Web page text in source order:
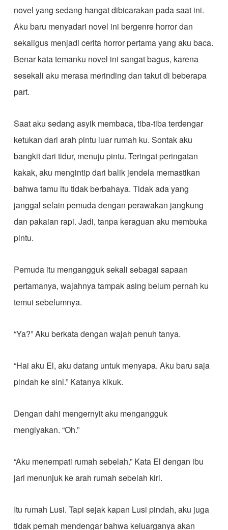
novel yang sedang hangat dibicarakan pada saat ini.
Aku baru menyadari novel ini bergenre horror dan
sekaligus menjadi cerita horror pertama yang aku baca.
Benar kata temanku novel ini sangat bagus, karena
sesekali aku merasa merinding dan takut di beberapa
part.
Saat aku sedang asyik membaca, tiba-tiba terdengar
ketukan dari arah pintu luar rumah ku. Sontak aku
bangkit dari tidur, menuju pintu. Teringat peringatan
kakak, aku mengintip dari balik jendela memastikan
bahwa tamu itu tidak berbahaya. Tidak ada yang
janggal selain pemuda dengan perawakan jangkung
dan pakaian rapi. Jadi, tanpa keraguan aku membuka
pintu.
Pemuda itu mengangguk sekali sebagai sapaan
pertamanya, wajahnya tampak asing belum pernah ku
temui sebelumnya.
“Ya?” Aku berkata dengan wajah penuh tanya.
“Hai aku El, aku datang untuk menyapa. Aku baru saja
pindah ke sini.” Katanya kikuk.
Dengan dahi mengernyit aku mengangguk
mengiyakan. “Oh.”
“Aku menempati rumah sebelah.” Kata El dengan ibu
jari menunjuk ke arah rumah sebelah kiri.
Itu rumah Lusi. Tapi sejak kapan Lusi pindah, aku juga
tidak pernah mendengar bahwa keluarganya akan